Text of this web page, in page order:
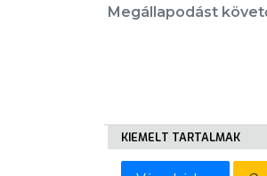
ÖNKORMÁNYZAT
Megállapodást
KIEMELT TARTALMAK